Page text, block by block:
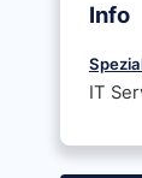
Info
IT